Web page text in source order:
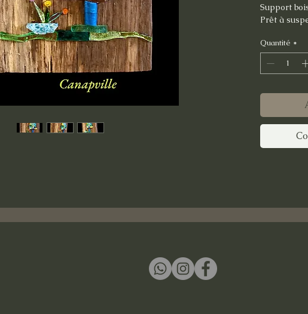
Support
Prêt à
Quantité *